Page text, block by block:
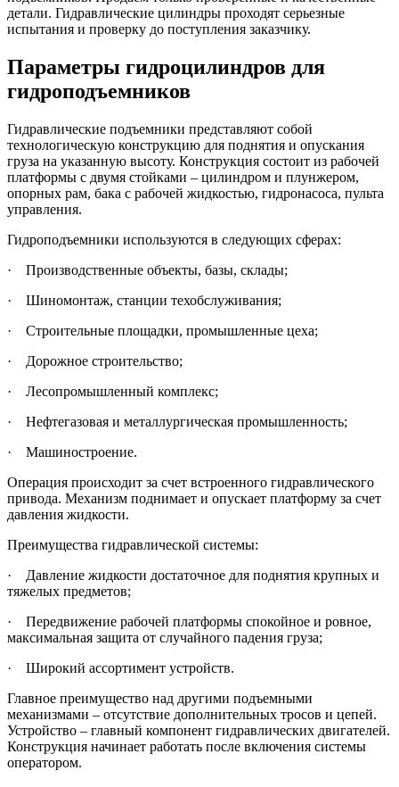
детали. Гидравлические цилиндры проходят серьезные
испытания и проверку до поступления заказчику.
Параметры гидроцилиндров для
гидроподъемников
Гидравлические подъемники представляют собой
технологическую конструкцию для поднятия и опускания
груза на указанную высоту. Конструкция состоит из рабочей
платформы с двумя стойками – цилиндром и плунжером,
опорных рам, бака с рабочей жидкостью, гидронасоса, пульта
управления.
Гидроподъемники используются в следующих сферах:
· Производственные объекты, базы, склады;
· Шиномонтаж, станции техобслуживания;
· Строительные площадки, промышленные цеха;
· Дорожное строительство;
· Лесопромышленный комплекс;
· Нефтегазовая и металлургическая промышленность;
· Машиностроение.
Операция происходит за счет встроенного гидравлического
привода. Механизм поднимает и опускает платформу за счет
давления жидкости.
Преимущества гидравлической системы:
· Давление жидкости достаточное для поднятия крупных и
тяжелых предметов;
· Передвижение рабочей платформы спокойное и ровное,
максимальная защита от случайного падения груза;
· Широкий ассортимент устройств.
Главное преимущество над другими подъемными
механизмами – отсутствие дополнительных тросов и цепей.
Устройство – главный компонент гидравлических двигателей.
Конструкция начинает работать после включения системы
оператором.